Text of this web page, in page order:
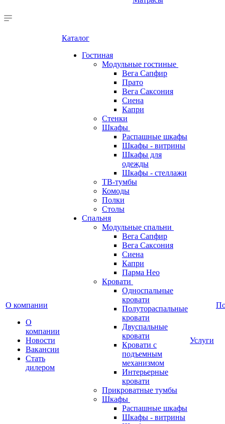
О компании
О
компании
Новости
Вакансии
Стать
дилером
Каталог
Гостиная
Модульные гостиные
Вега Сапфир
Прато
Вега Саксония
Сиена
Капри
Стенки
Шкафы
Распашные шкафы
Шкафы - витрины
Шкафы для
одежды
Шкафы - стеллажи
ТВ-тумбы
Комоды
Полки
Столы
Спальня
Модульные спальни
Вега Сапфир
Вега Саксония
Сиена
Капри
Парма Нео
Кровати
Односпальные
кровати
Полутораспальные
кровати
Двуспальные
кровати
Кровати с
подъемным
механизмом
Интерьерные
кровати
Прикроватные тумбы
Шкафы
Распашные шкафы
Шкафы - витрины
Услуги